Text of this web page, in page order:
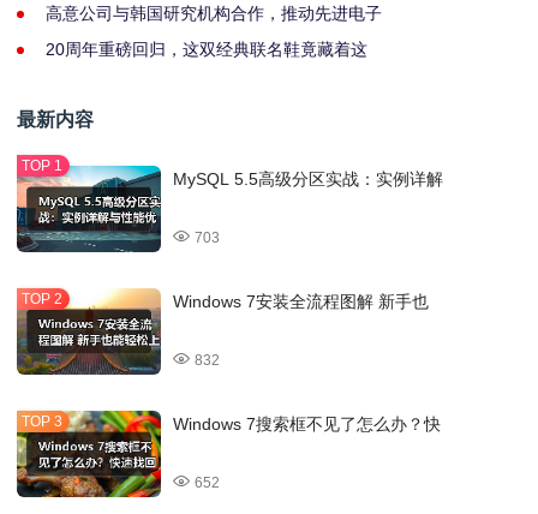
高意公司与韩国研究机构合作，推动先进电子
20周年重磅回归，这双经典联名鞋竟藏着这
最新内容
MySQL 5.5高级分区实战：实例详解
703
Windows 7安装全流程图解 新手也
832
Windows 7搜索框不见了怎么办？快
652